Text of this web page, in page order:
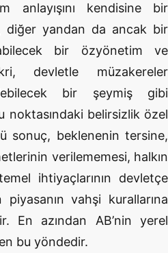
anlayışını kendisine bir
diğer yandan da ancak bir
bir özyönetim ve
devletle müzakereler
bir şeymiş gibi
noktasındaki belirsizlik özel
sonuç, beklenenin tersine,
verilememesi, halkın
ihtiyaçlarının devletçe
piyasanın vahşi kurallarına
En azından AB’nin yerel
bu yöndedir.